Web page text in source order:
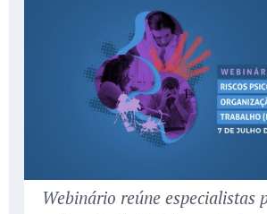
Webinário reúne especialistas